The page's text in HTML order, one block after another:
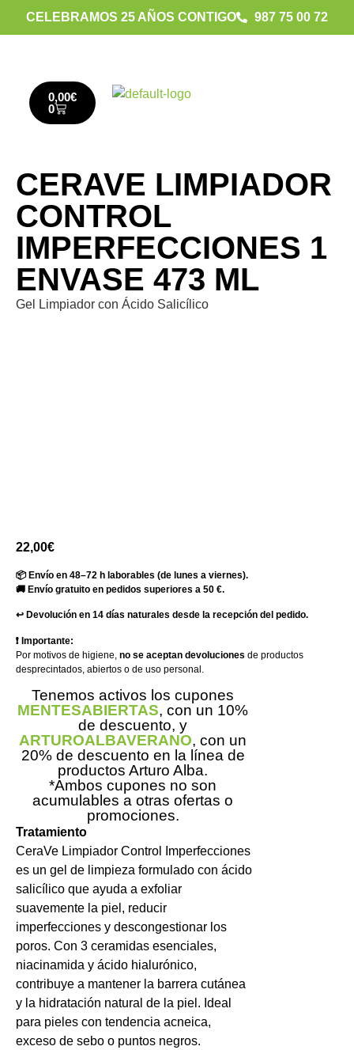
CELEBRAMOS 25 AÑOS CONTIGO 987 75 00 72
0,00€
0
CERAVE LIMPIADOR
CONTROL
IMPERFECCIONES 1
ENVASE 473 ML
Gel Limpiador con Ácido Salicílico
22,00€
📦 Envío en 48–72 h laborables (de lunes a viernes).
🚚 Envío gratuito en pedidos superiores a 50 €.
↩️ Devolución en 14 días naturales desde la recepción del pedido.
❗ Importante:
Por motivos de higiene, no se aceptan devoluciones de productos
desprecintados, abiertos o de uso personal.
Tenemos activos los cupones
MENTESABIERTAS, con un 10%
de descuento, y
ARTUROALBAVERANO, con un
20% de descuento en la línea de
productos Arturo Alba.
*Ambos cupones no son
acumulables a otras ofertas o
promociones.
Tratamiento
CeraVe Limpiador Control Imperfecciones
es un gel de limpieza formulado con ácido
salicílico que ayuda a exfoliar
suavemente la piel, reducir
imperfecciones y descongestionar los
poros. Con 3 ceramidas esenciales,
niacinamida y ácido hialurónico,
contribuye a mantener la barrera cutánea
y la hidratación natural de la piel. Ideal
para pieles con tendencia acneica,
exceso de sebo o puntos negros.